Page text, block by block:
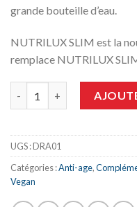
grande bouteille d’eau.
NUTRILUX SLIM est la
remplace NUTRILUX
UGS :DRA01
Catégories :Anti-age,
Vegan